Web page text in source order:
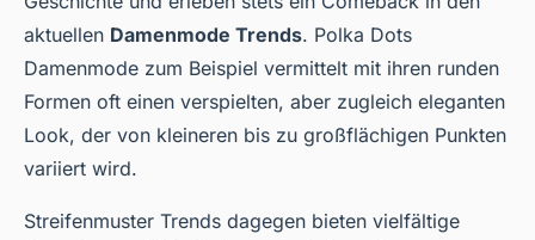
aktuellen Damenmode Trends. Polka Dots
Damenmode zum Beispiel vermittelt mit ihren runden
Formen oft einen verspielten, aber zugleich eleganten
Look, der von kleineren bis zu großflächigen Punkten
variiert wird.
Streifenmuster Trends dagegen bieten vielfältige